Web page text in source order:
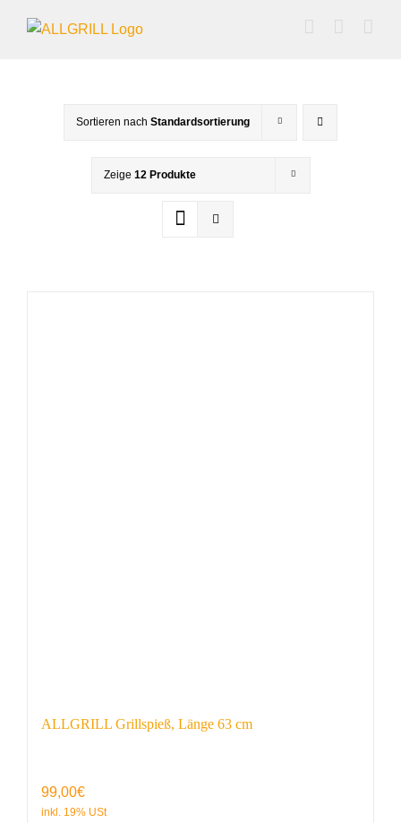
Inhalt
Sortieren nach Standardsortierung
Zeige 12 Produkte
ALLGRILL Grillspieß, Länge 63 cm
99,00€